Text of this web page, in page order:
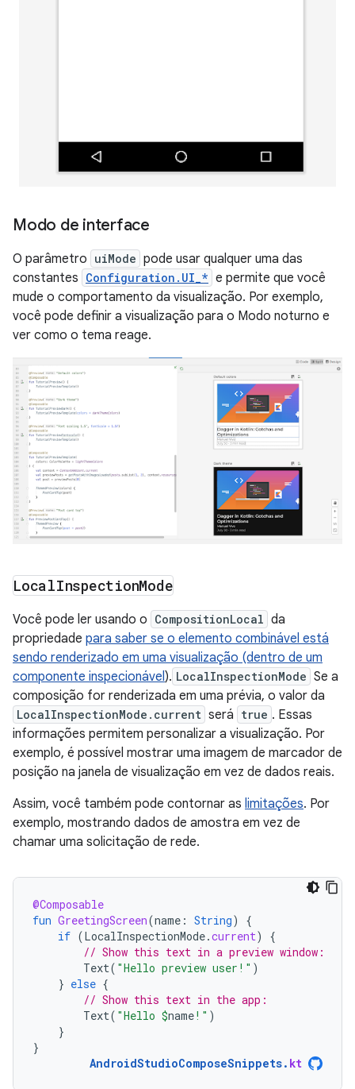
Modo de interface
O parâmetro uiMode pode usar qualquer uma das
constantes Configuration.UI_* e permite que você
mude o comportamento da visualização. Por exemplo,
você pode definir a visualização para o Modo noturno e
ver como o tema reage.
LocalInspectionMode
Você pode ler usando o CompositionLocal da
propriedade para saber se o elemento combinável está
sendo renderizado em uma visualização (dentro de um
componente inspecionável ). LocalInspectionMode Se a
composição for renderizada em uma prévia, o valor da
LocalInspectionMode.current será true . Essas
informações permitem personalizar a visualização. Por
exemplo, é possível mostrar uma imagem de marcador de
posição na janela de visualização em vez de dados reais.
Assim, você também pode contornar as limitações. Por
exemplo, mostrando dados de amostra em vez de
chamar uma solicitação de rede.
@Composable
fun GreetingScreen(name : String)
{
if (LocalInspectionMode.current)
{
// Show this text in a preview window:
Text( "Hello preview user!" )
} else {
// Show this text in the app:
Text( "Hello $name!" )
}
}
AndroidStudioComposeSnippets. kt